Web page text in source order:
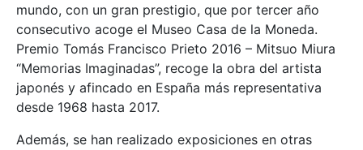
mundo, con un gran prestigio, que por tercer año
consecutivo acoge el Museo Casa de la Moneda.
Premio Tomás Francisco Prieto 2016 – Mitsuo Miura
“Memorias Imaginadas”, recoge la obra del artista
japonés y afincado en España más representativa
desde 1968 hasta 2017.
Además, se han realizado exposiciones en otras